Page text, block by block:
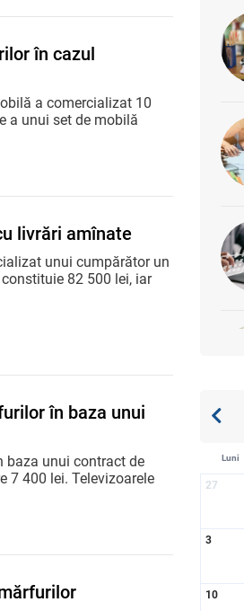
în cazul
a comercializat 10
a unui set de mobilă
livrări amînate
unui cumpărător un
82 500 lei, iar
în baza unui
baza unui contract de
7 400 lei. Televizoarele
Luni
27
3
10